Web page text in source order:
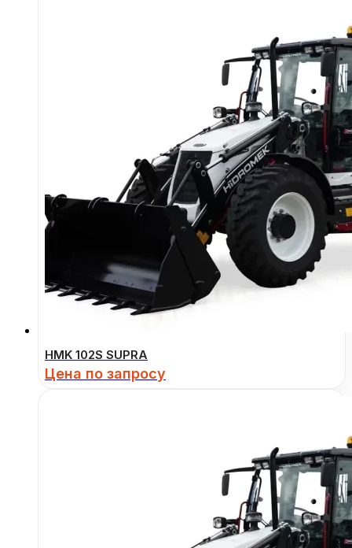
HMK 102S SUPRA
Цена по запросу